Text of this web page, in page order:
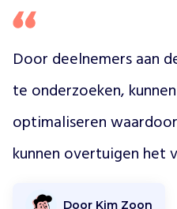
e
w
l
o
s
m
Door deelnemers aan
te onderzoeken,
optimaliseren
kunnen overtuigen het
Door Kim Zoon